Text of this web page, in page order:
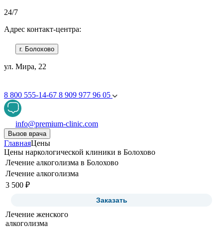
24/7
Адрес контакт-центра:
г. Болохово
ул. Мира, 22
8 800 555-14-67 8 909 977 96 05
info@premium-clinic.com
Вызов врача
ГлавнаяЦены
Цены наркологической клиники в Болохово
Лечение алкоголизма в Болохово
Лечение алкоголизма
3 500 ₽
Заказать
Лечение женского
алкоголизма